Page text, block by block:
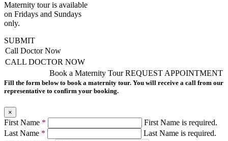
Maternity tour is available
on Fridays and Sundays
only.
SUBMIT
Call Doctor Now
CALL DOCTOR NOW
REQUEST APPOINTMENT
Book a Maternity Tour
Fill the form below to book a maternity tour. You will receive a call from our
representative to confirm your booking.
×
First Name *
First Name is required.
Last Name * Last Name is required.